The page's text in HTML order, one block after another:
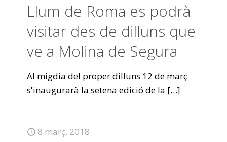
Llum de Roma es podrà
visitar des de dilluns que
ve a Molina de Segura
Al migdia del proper dilluns 12 de març
s'inaugurarà la setena edició de la […]
8 març, 2018